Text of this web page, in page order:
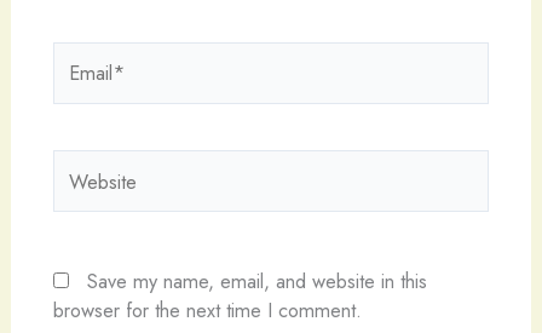
Save my name, email, and website in this
browser for the next time I comment.